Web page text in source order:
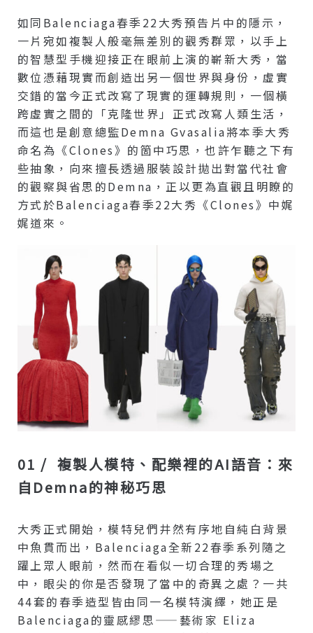
如同Balenciaga春季22大秀預告片中的隱示，
一片宛如複製人般毫無差別的觀秀群眾，以手上
的智慧型手機迎接正在眼前上演的嶄新大秀，當
數位憑藉現實而創造出另一個世界與身份，虛實
交錯的當今正式改寫了現實的運轉規則，一個橫
跨虛實之間的「克隆世界」正式改寫人類生活，
而這也是創意總監Demna Gvasalia將本季大秀
命名為《Clones》的箇中巧思，也許乍聽之下有
些抽象，向來擅長透過服裝設計拋出對當代社會
的觀察與省思的Demna，正以更為直觀且明瞭的
方式於Balenciaga春季22大秀《Clones》中娓
娓道來。
01 / 複製人模特、配樂裡的AI語音：來
自Demna的神秘巧思
大秀正式開始，模特兒們井然有序地自純白背景
中魚貫而出，Balenciaga全新22春季系列隨之
躍上眾人眼前，然而在看似一切合理的秀場之
中，眼尖的你是否發現了當中的奇異之處？一共
44套的春季造型皆由同一名模特演繹，她正是
Balenciaga的靈感繆思——藝術家 Eliza